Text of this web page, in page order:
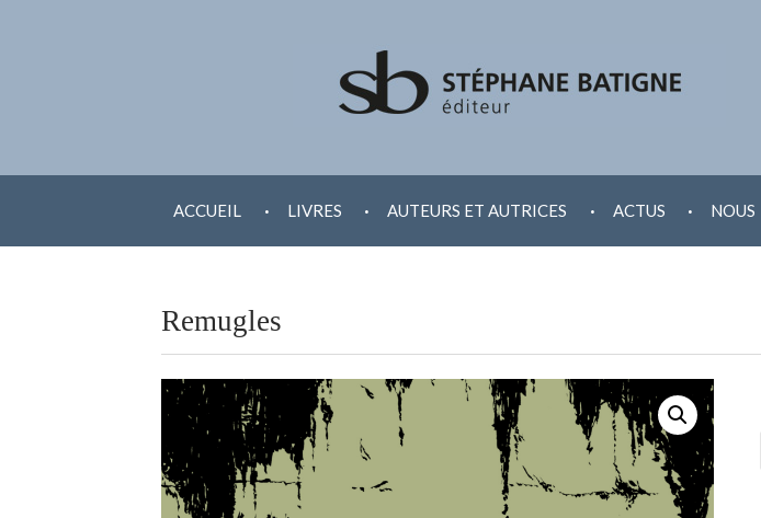
AU
ACCUEIL . LIVRES . AUTEURS ET AUTRICES . ACTUS . NOUS
Remugles